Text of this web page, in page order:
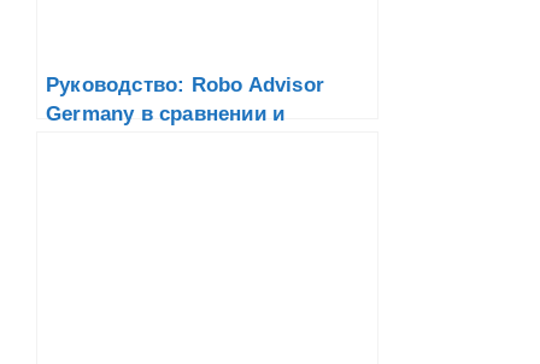
Руководство: Robo Advisor
Germany в сравнении и